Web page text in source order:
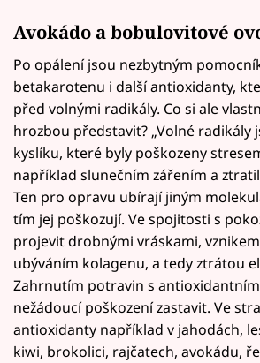
Avokádo a bobulovitové
Po opálení jsou nezbytným
betakarotenu i další antioxidanty,
před volnými radikály. Co si ale
hrozbou představit? „Volné radikály
kyslíku, které byly poškozeny
například slunečním zářením a
Ten pro opravu ubírají jiným
tím jej poškozují. Ve spojitosti s
projevit drobnými vráskami, vznikem
ubýváním kolagenu, a tedy ztrátou
Zahrnutím potravin s
nežádoucí poškození zastavit. Ve
antioxidanty například v jahodách,
kiwi, brokolici, rajčatech, avokádu,